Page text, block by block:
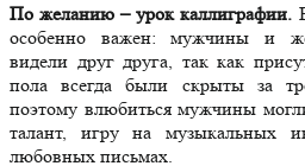
По желанию – урок каллиграфии.
особенно важен: мужчины и
видели друг друга, так как
пола всегда были скрыты за
поэтому влюбиться мужчины
талант, игру на музыкальных
любовных письмах.